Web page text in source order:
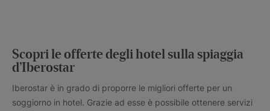
Scopri le offerte degli hotel sulla spiaggia
d’Iberostar
Iberostar è in grado di proporre le migliori offerte per un
soggiorno in hotel. Grazie ad esse è possibile ottenere servizi